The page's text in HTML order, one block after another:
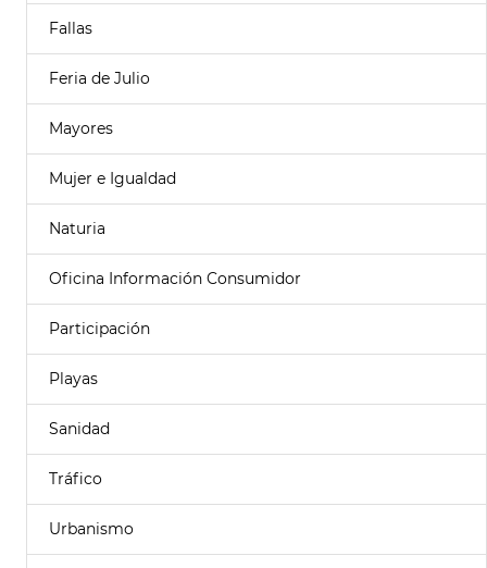
Fallas
Feria de Julio
Mayores
Mujer e Igualdad
Naturia
Oficina Información Consumidor
Participación
Playas
Sanidad
Tráfico
Urbanismo